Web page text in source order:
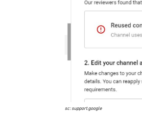
sc: support.google